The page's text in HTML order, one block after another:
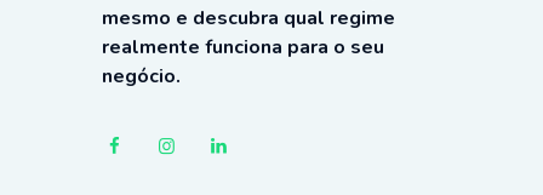
mesmo e descubra qual regime
realmente funciona para o seu
negócio.